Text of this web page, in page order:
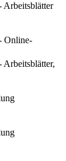
Arbeitsblätter
Online-
Arbeitsblätter,